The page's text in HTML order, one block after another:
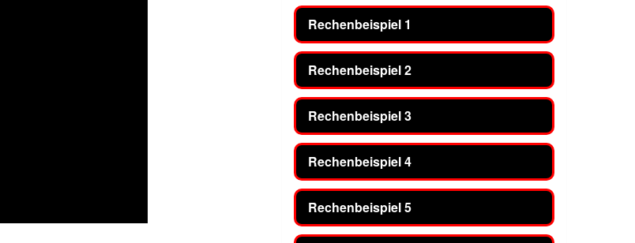
Rechenbeispiel 1
Rechenbeispiel 2
Rechenbeispiel 3
Rechenbeispiel 4
Rechenbeispiel 5